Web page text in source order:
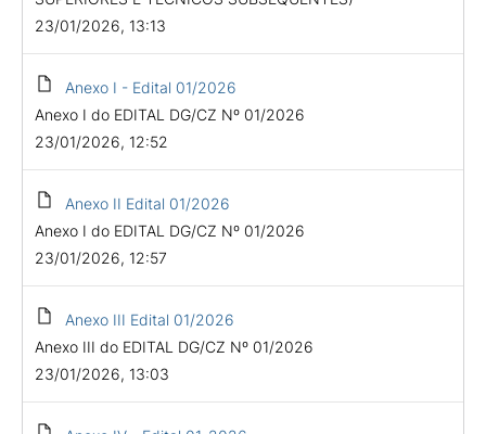
23/01/2026, 13:13
Anexo I - Edital 01/2026
Anexo I do EDITAL DG/CZ Nº 01/2026
23/01/2026, 12:52
Anexo II Edital 01/2026
Anexo I do EDITAL DG/CZ Nº 01/2026
23/01/2026, 12:57
Anexo III Edital 01/2026
Anexo III do EDITAL DG/CZ Nº 01/2026
23/01/2026, 13:03